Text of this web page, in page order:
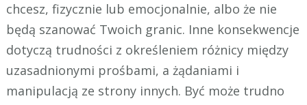
chcesz, fizycznie lub emocjonalnie, albo że nie
będą szanować Twoich granic. Inne konsekwencje
dotyczą trudności z określeniem różnicy między
uzasadnionymi prośbami, a żądaniami i
manipulacją ze strony innych. Być może trudno